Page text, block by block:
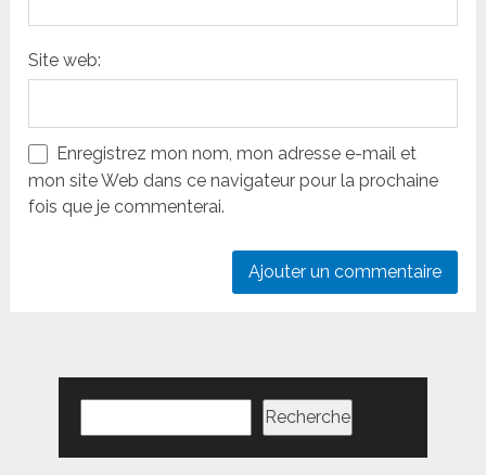
Site web:
Enregistrez mon nom, mon adresse e-mail et
mon site Web dans ce navigateur pour la prochaine
fois que je commenterai.
Recherche